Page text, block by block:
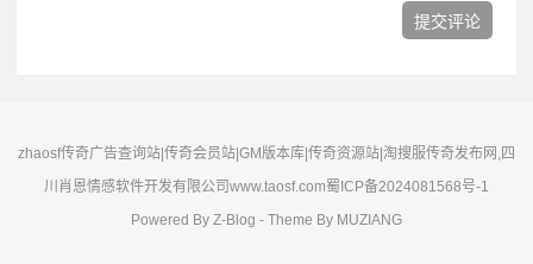
zhaosf传奇广告查询站|传奇会员站|GM版本库|传奇资源站|淘搜服传奇发布网,四
川肖恩情感软件开发有限公司www.taosf.com蜀ICP备2024081568号-1
Powered By Z-Blog - Theme By MUZIANG